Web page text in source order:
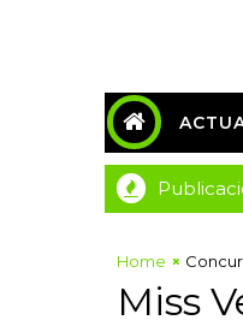
Home
Miss